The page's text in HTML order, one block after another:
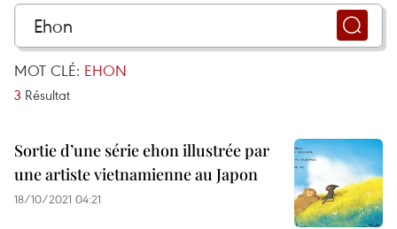
MOT CLÉ: EHON
3 Résultat
Sortie d’une série ehon illustrée par
une artiste vietnamienne au Japon
18/10/2021 04:21